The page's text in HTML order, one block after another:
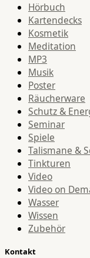
Hörbuch
Kartendecks
Kosmetik
Meditation
MP3
Musik
Poster
Räucherware
Schutz &
Seminar
Spiele
Talismane &
Tinkturen
Video
Video on
Wasser
Wissen
Zubehör
Kontakt